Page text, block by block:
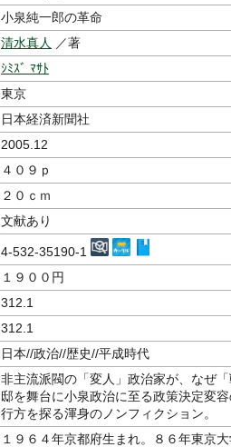
小泉純一郎の革命
清水真人
／著
ｼﾐｽﾞ ﾏｻﾄ
東京
日本経済新聞社
2005.12
４０９ｐ
２０ｃｍ
文献あり
4-532-35190-1
１９００円
312.1
312.1
日本//政治//歴史//平成時代
非主流派閥の「変人」政治家が、なぜ
邸を舞台に小泉政治に至る政策決定変
行方を探る渾身のノンフィクション。
１９６４年京都府生まれ。８６年東京